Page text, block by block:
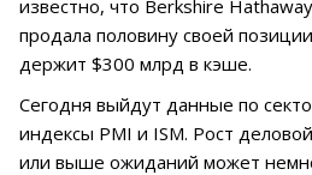
известно, что Berkshire
продала половину своей
держит $300 млрд в кэше.
Сегодня выйдут данные по
индексы PMI и ISM. Рост
или выше ожиданий может